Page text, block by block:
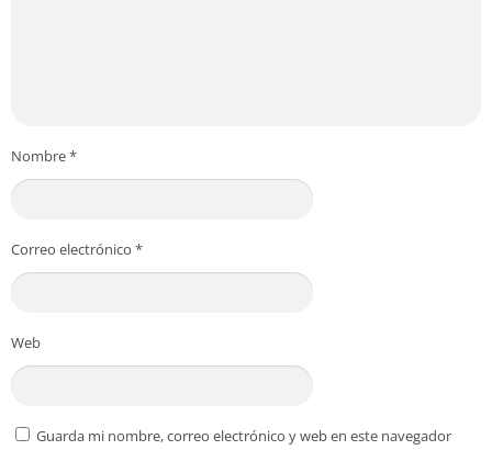
Nombre*
Correo electrónico *
Web
Guarda mi nombre, correo electrónico y web en este navegador